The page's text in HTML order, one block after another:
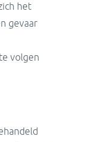
het
gevaar
volgen